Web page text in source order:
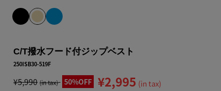
C/T撥水フード付ジップベスト
250ISB30-519F
¥5,990 (in tax) 50%OFF ¥2,995 (in tax)